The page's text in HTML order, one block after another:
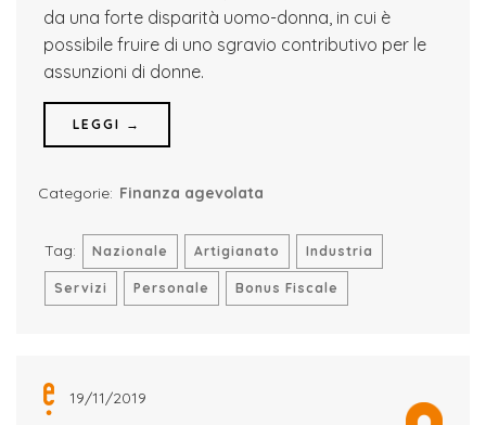
da una forte disparità uomo-donna, in cui è
possibile fruire di uno sgravio contributivo per le
assunzioni di donne.
LEGGI →
Categorie: Finanza agevolata
Tag: Nazionale Artigianato Industria
Servizi Personale Bonus Fiscale
19/11/2019